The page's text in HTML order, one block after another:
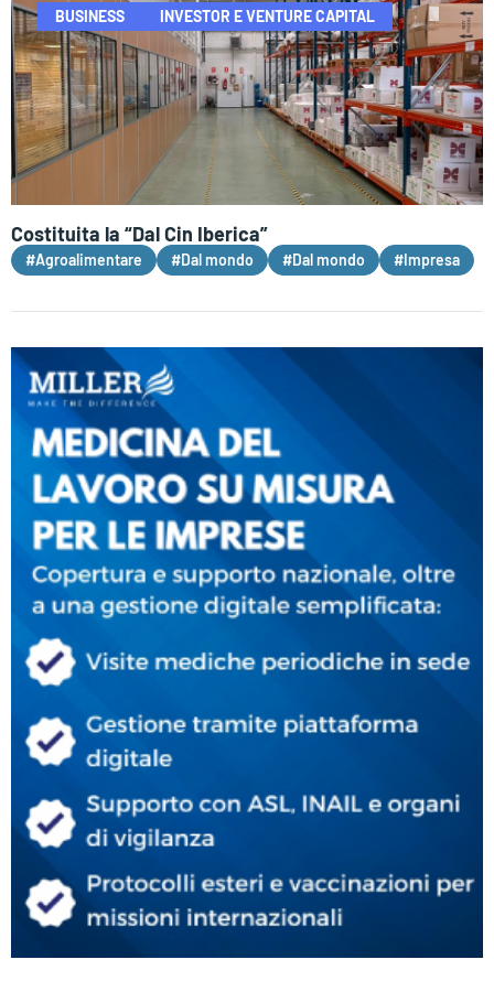
BUSINESS INVESTOR E VENTURE CAPITAL
Costituita la “Dal Cin Iberica”
#Agroalimentare #Dal mondo #Dal mondo #Impresa